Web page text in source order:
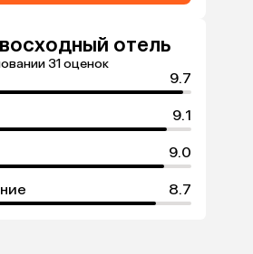
отель
31 оценок
9.7
9.1
9.0
8.7